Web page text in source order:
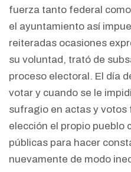
fuerza tanto federal
el ayuntamiento así
reiteradas ocasiones
su voluntad, trató de
proceso electoral. El día
votar y cuando se le
sufragio en actas y votos
elección el propio pueblo
públicas para hacer
nuevamente de modo